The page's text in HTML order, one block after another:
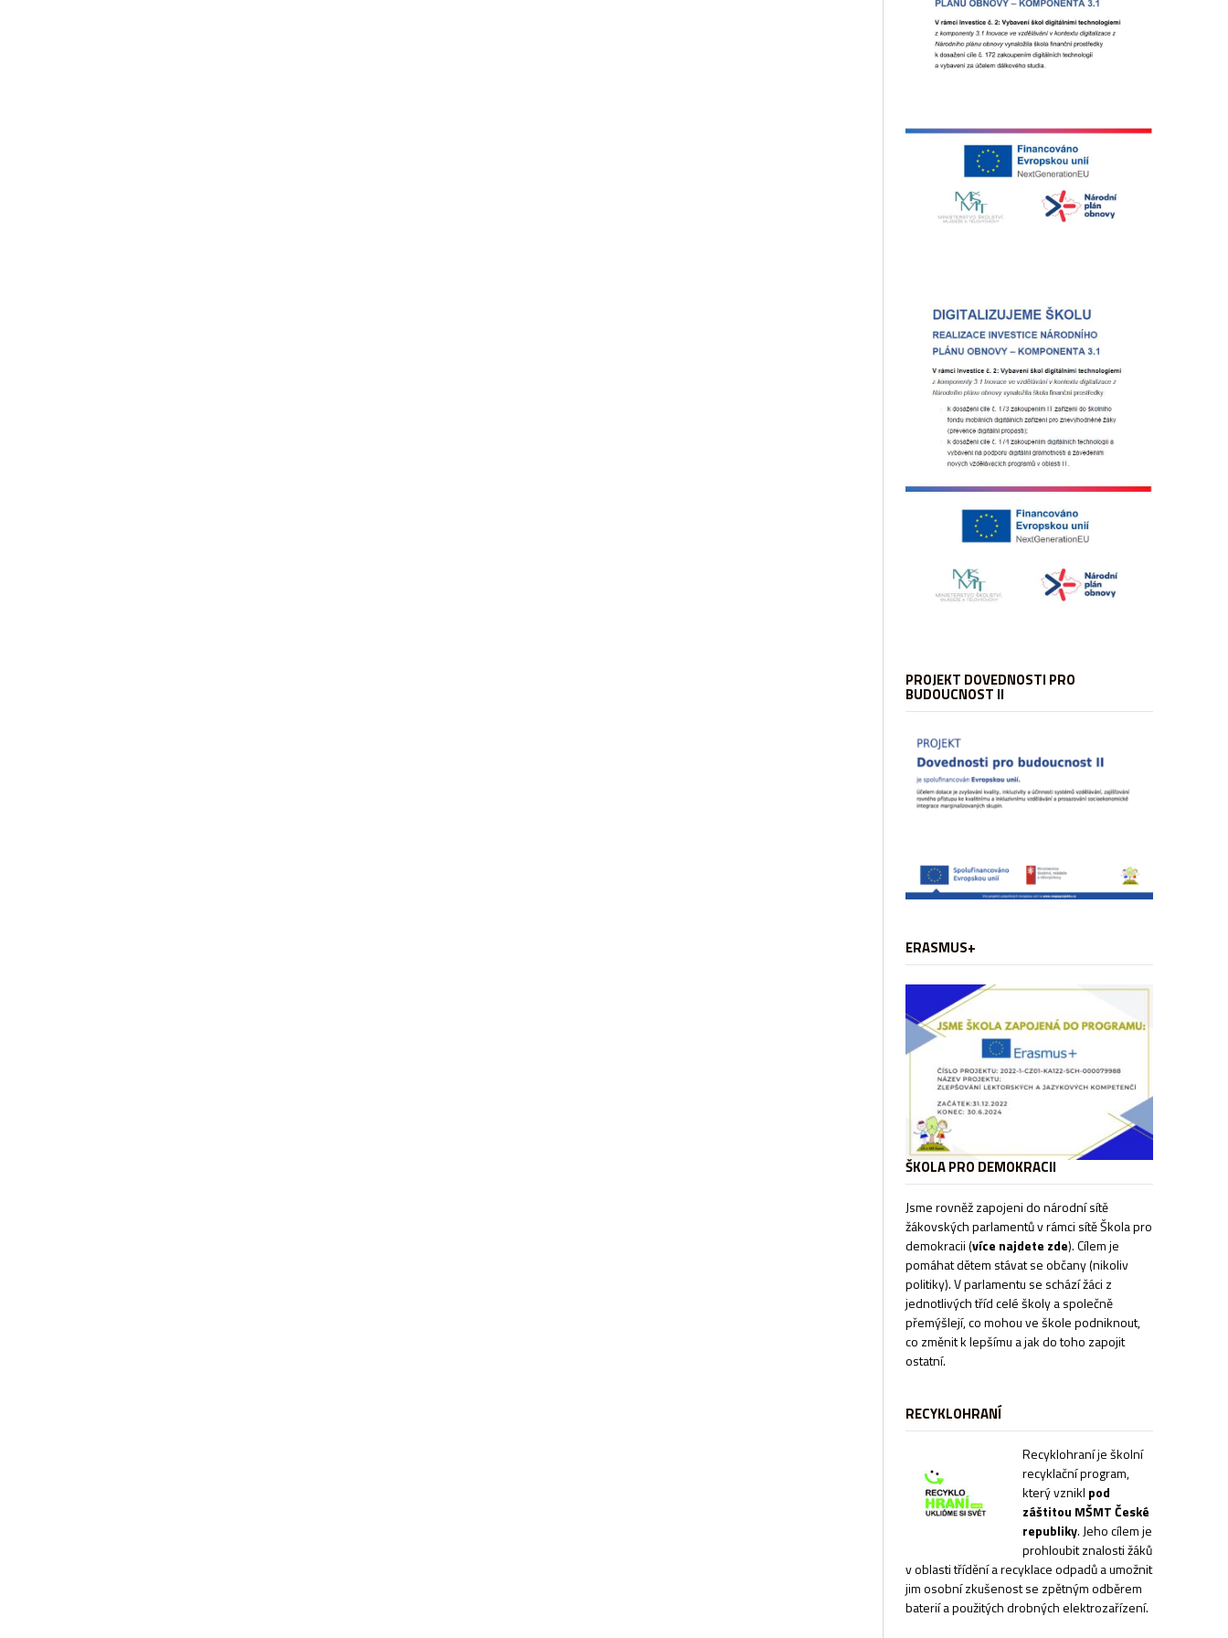
PROJEKT DOVEDNOSTI PRO
BUDOUCNOST II
ERASMUS+
ŠKOLA PRO DEMOKRACII
Jsme rovněž zapojeni do národní sítě
žákovských parlamentů v rámci sítěŠkola pro
demokracii(více najdete zde). Cílem je
pomáhat dětem stávat se občany (nikoliv
politiky). V parlamentu se schází žáci z
jednotlivých tříd celé školy a společně
přemýšlejí, co mohou ve škole podniknout,
co změnit k lepšímu a jak do toho zapojit
ostatní.
RECYKLOHRANÍ
Recyklohraní je školní
recyklační program,
který vznikl pod
záštitou MŠMT České
republiky. Jeho cílem je
prohloubit znalosti žáků
v oblasti třídění a recyklace odpadů a umožnit
jim osobní zkušenost se zpětným odběrem
baterií a použitých drobných elektrozařízení.